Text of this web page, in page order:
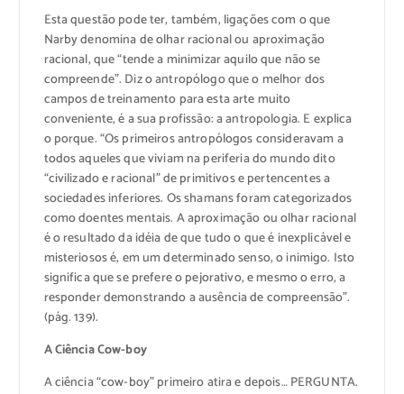
Esta questão pode ter, também, ligações com o que
Narby denomina de olhar racional ou aproximação
racional, que “tende a minimizar aquilo que não se
compreende”. Diz o antropólogo que o melhor dos
campos de treinamento para esta arte muito
conveniente, é a sua profissão: a antropologia. E explica
o porque. “Os primeiros antropólogos consideravam a
todos aqueles que viviam na periferia do mundo dito
“civilizado e racional” de primitivos e pertencentes a
sociedades inferiores. Os shamans foram categorizados
como doentes mentais. A aproximação ou olhar racional
é o resultado da idéia de que tudo o que é inexplicável e
misteriosos é, em um determinado senso, o inimigo. Isto
significa que se prefere o pejorativo, e mesmo o erro, a
responder demonstrando a ausência de compreensão”.
(pág. 139).
A Ciência Cow-boy
A ciência “cow-boy” primeiro atira e depois… PERGUNTA.